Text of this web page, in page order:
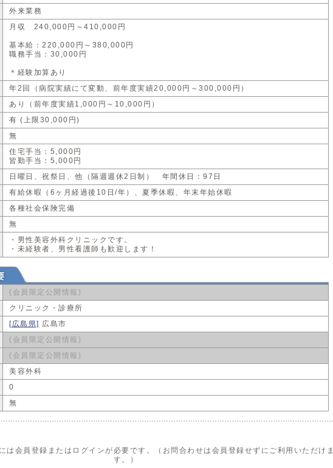
外来業務
月収 240,000円～410,000円
基本給：220,000円～380,000円
職務手当：30,000円
＊経験加算あり
年2回（病院実績にて変動、前年度実績20,000円～300,000円）
あり（前年度実績1,000円～10,000円）
有 (上限30,000円)
無
住宅手当：5,000円
皆勤手当：5,000円
日曜日、祝祭日、他（隔週週休2日制） 年間休日：97日
有給休暇（6ヶ月経過後10日/年）、夏季休暇、年末年始休暇
各種社会保険完備
無
・男性美容外科クリニックです。
・未経験者、男性看護師も歓迎します！
(会員限定公開情報)
クリニック・診療所
[広島県] 広島市
(会員限定公開情報)
(会員限定公開情報)
美容外科
0
無
は会員登録またはログインが必要です。（お問合わせは会員登録せずにご利用いただけま
す。）